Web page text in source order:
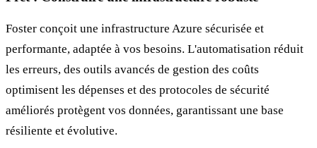
Foster conçoit une infrastructure Azure sécurisée et
performante, adaptée à vos besoins. L'automatisation réduit
les erreurs, des outils avancés de gestion des coûts
optimisent les dépenses et des protocoles de sécurité
améliorés protègent vos données, garantissant une base
résiliente et évolutive.